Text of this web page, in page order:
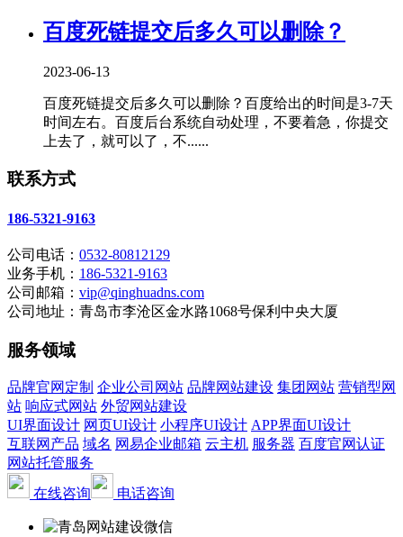
百度死链提交后多久可以删除？
2023-06-13
百度死链提交后多久可以删除？百度给出的时间是3-7天
时间左右。百度后台系统自动处理，不要着急，你提交
上去了，就可以了，不......
联系方式
186-5321-9163
公司电话： 0532-80812129
业务手机： 186-5321-9163
公司邮箱： vip@qinghuadns.com
公司地址：青岛市李沧区金水路1068号保利中央大厦
服务领域
品牌官网定制 企业公司网站 品牌网站建设 集团网站 营销型网
站 响应式网站 外贸网站建设
UI界面设计 网页UI设计 小程序UI设计 APP界面UI设计
互联网产品 域名 网易企业邮箱 云主机 服务器 百度官网认证
网站托管服务
在线咨询
电话咨询